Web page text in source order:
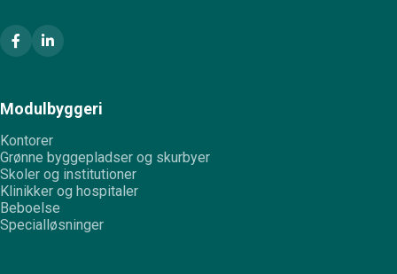
Modulbyggeri
Kontorer
Grønne byggepladser og skurbyer
Skoler og institutioner
Klinikker og hospitaler
Beboelse
Specialløsninger